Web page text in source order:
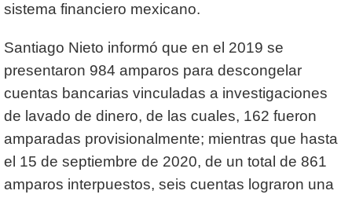
sistema financiero mexicano.
Santiago Nieto informó que en el 2019 se
presentaron 984 amparos para descongelar
cuentas bancarias vinculadas a investigaciones
de lavado de dinero, de las cuales, 162 fueron
amparadas provisionalmente; mientras que hasta
el 15 de septiembre de 2020, de un total de 861
amparos interpuestos, seis cuentas lograron una